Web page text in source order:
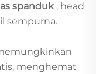
spanduk , head
sempurna.
menghemat